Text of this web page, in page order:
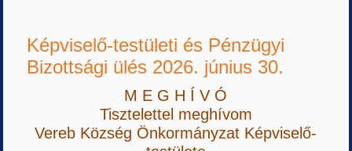
Képviselő-testületi és Pénzügyi
Bizottsági ülés 2026. június 30.
M E G H Í V Ó
Tisztelettel meghívom
Vereb Község Önkormányzat Képviselő-